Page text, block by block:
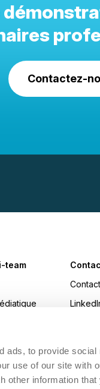
ads, to provide
use of our site with
information that
Contactez-
team
durable